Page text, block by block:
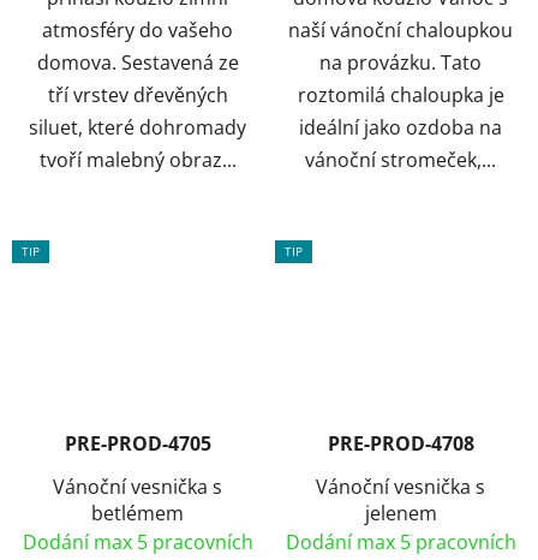
atmosféry do vašeho
domova. Sestavená ze
tří vrstev dřevěných
siluet, které dohromady
tvoří malebný obraz...
naší vánoční chaloupkou
na provázku. Tato
roztomilá chaloupka je
ideální jako ozdoba na
vánoční stromeček,...
TIP
PRE-PROD-4705
Vánoční vesnička s
betlémem
Dodání max 5 pracovních
TIP
PRE-PROD-4708
Vánoční vesnička s
jelenem
Dodání max 5 pracovních